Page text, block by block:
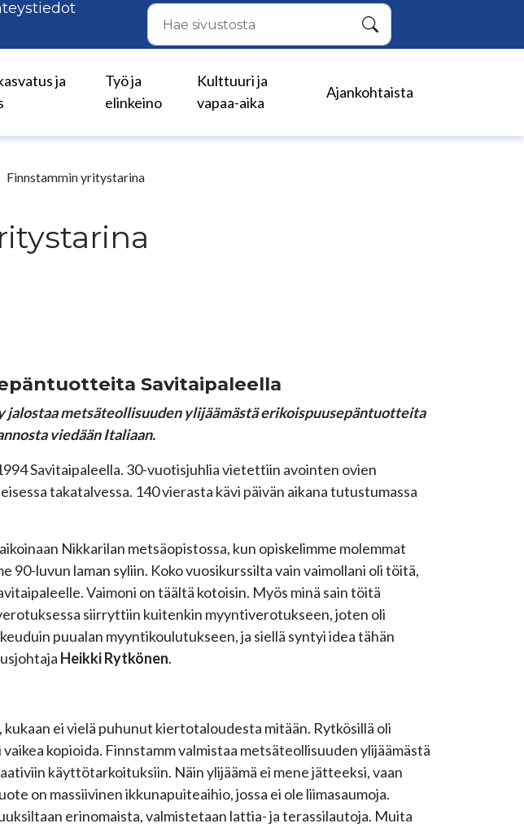
Hae
ja
Työ ja
elinkeino
Kulttuuri ja
vapaa-aika
Ajankohtaista
Finnstammin yritystarina
Savitaipaleella
jalostaa metsäteollisuuden ylijäämästä erikoispuusepäntuotteita
viedään Italiaan.
Savitaipaleella. 30-vuotisjuhlia vietettiin avointen ovien
takatalvessa. 140 vierasta kävi päivän aikana tutustumassa
Nikkarilan metsäopistossa, kun opiskelimme molemmat
90-luvun laman syliin. Koko vuosikurssilta vain vaimollani oli töitä,
Vaimoni on täältä kotoisin. Myös minä sain töitä
siirryttiin kuitenkin myyntiverotukseen, joten oli
puualan myyntikoulutukseen, ja siellä syntyi idea tähän
Heikki Rytkönen.
ei vielä puhunut kiertotaloudesta mitään. Rytkösillä oli
kopioida. Finnstamm valmistaa metsäteollisuuden ylijäämästä
käyttötarkoituksiin. Näin ylijäämä ei mene jätteeksi, vaan
on massiivinen ikkunapuiteaihio, jossa ei ole liimasaumoja.
erinomaista, valmistetaan lattia- ja terassilautoja. Muita